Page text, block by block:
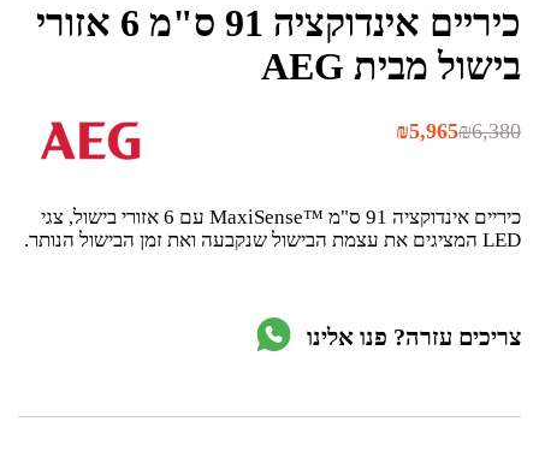
כיריים אינדוקציה 91 ס"מ 6 אזורי
בישול מבית AEG
₪6,380
המחיר
₪5,965 המחיר
כיריים אינדוקציה 91 ס"מ ™MaxiSense עם 6 אזורי בישול, צגי
LED המציגים את עצמת הבישול שנקבעה ואת זמן הבישול הנותר.
צריכים עזרה? פנו אלינו